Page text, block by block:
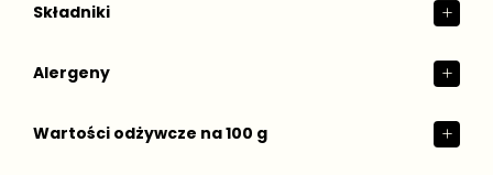
Składniki
Alergeny
Wartości odżywcze na 100 g